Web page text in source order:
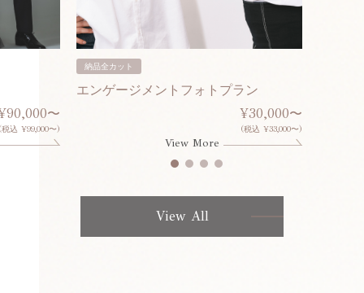
〜
(税込 ¥99,000〜)
納品全カット
エンゲージメントフォトプラン
¥30,000〜
(税込 ¥33,000〜)
View More
View All